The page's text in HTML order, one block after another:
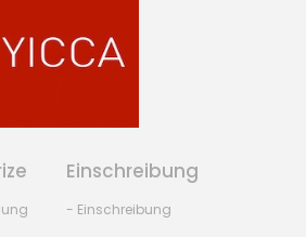
Einschreibung
- Einschreibung